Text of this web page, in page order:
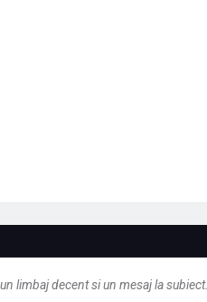
limbaj decent si un mesaj la subiect.